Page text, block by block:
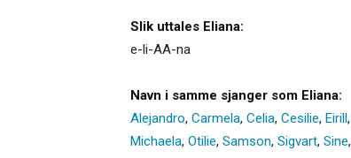
Slik uttales Eliana:
e-li-AA-na
Navn i samme sjanger som Eliana:
Alejandro, Carmela, Celia, Cesilie, Eirill,
Michaela, Otilie, Samson, Sigvart, Sine,